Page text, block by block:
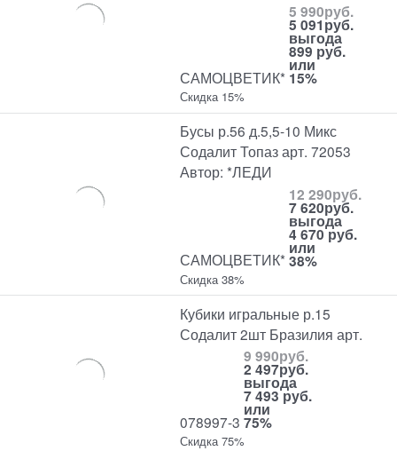
САМОЦВЕТИК*
5 990руб.
5 091руб.
выгода
899 руб.
или
15%
Скидка 15%
Бусы р.56 д.5,5-10 Микс
Содалит Топаз арт. 72053
Автор: *ЛЕДИ
САМОЦВЕТИК*
12 290руб.
7 620руб.
выгода
4 670 руб.
или
38%
Скидка 38%
Кубики игральные р.15
Содалит 2шт Бразилия арт.
078997-3
9 990руб.
2 497руб.
выгода
7 493 руб.
или
75%
Скидка 75%